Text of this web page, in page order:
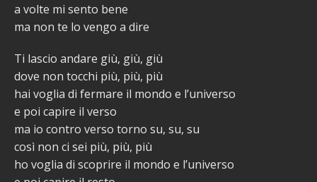
a volte mi sento bene
ma non te lo vengo a dire
Ti lascio andare giù, giù, giù
dove non tocchi più, più, più
hai voglia di fermare il mondo e l’universo
e poi capire il verso
ma io contro verso torno su, su, su
così non ci sei più, più, più
ho voglia di scoprire il mondo e l’universo